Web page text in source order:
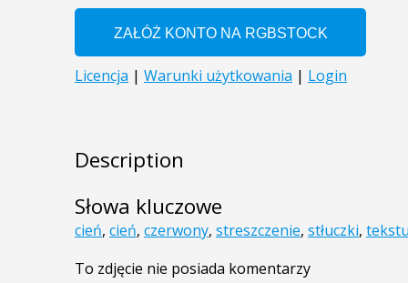
Description
Słowa kluczowe
cień, cień, czerwony, streszczenie, stłuczki,
To zdjęcie nie posiada komentarzy